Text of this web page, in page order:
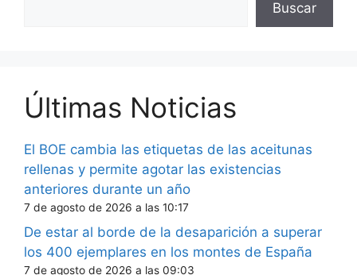
Buscar
Últimas Noticias
El BOE cambia las etiquetas de las aceitunas
rellenas y permite agotar las existencias
anteriores durante un año
7 de agosto de 2026 a las 10:17
De estar al borde de la desaparición a superar
los 400 ejemplares en los montes de España
7 de agosto de 2026 a las 09:03